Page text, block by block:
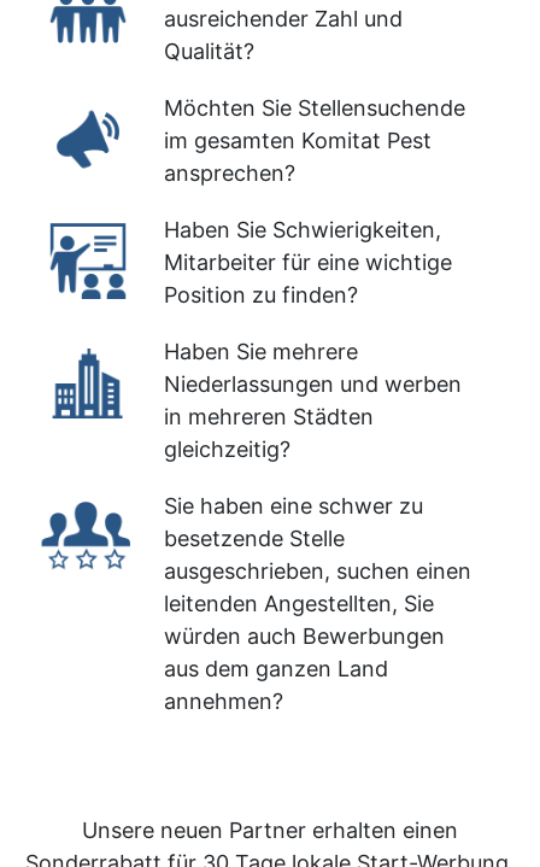
ausreichender Zahl und
Qualität?
Möchten Sie Stellensuchende
im gesamten Komitat Pest
ansprechen?
Haben Sie Schwierigkeiten,
Mitarbeiter für eine wichtige
Position zu finden?
Haben Sie mehrere
Niederlassungen und werben
in mehreren Städten
gleichzeitig?
Sie haben eine schwer zu
besetzende Stelle
ausgeschrieben, suchen einen
leitenden Angestellten, Sie
würden auch Bewerbungen
aus dem ganzen Land
annehmen?
Unsere neuen Partner erhalten einen